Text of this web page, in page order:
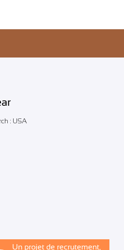
Un projet de recrutement,
: USA